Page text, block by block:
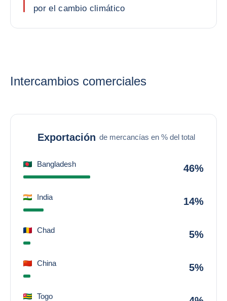
por el cambio climático
Intercambios comerciales
Exportación de mercancías en % del total
Bangladesh 46%
India 14%
Chad 5%
China 5%
Togo